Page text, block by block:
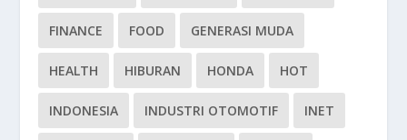
FINANCE FOOD GENERASI MUDA
HEALTH HIBURAN HONDA HOT
INDONESIA INDUSTRI OTOMOTIF INET